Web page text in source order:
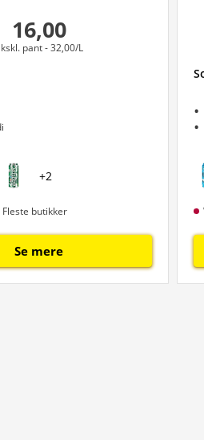
16,00
pant- 32,00/L
+2
Fleste butikker
Se mere